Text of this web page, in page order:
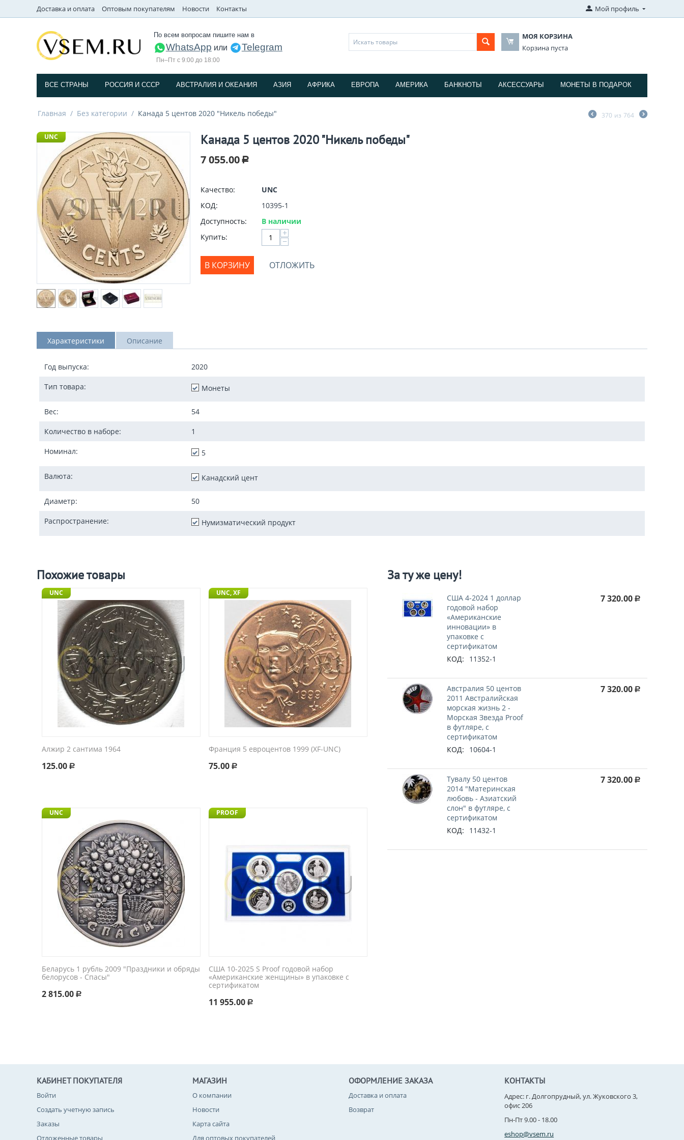
Доставка и оплата Оптовым покупателям Новости Контакты Мой профиль
По всем вопросам пишите нам в
WhatsApp или Telegram
Пн–Пт с 9:00 до 18:00
МОЯ КОРЗИНА
Корзина пуста
ВСЕ СТРАНЫ РОССИЯ И СССP АВСТРАЛИЯ И ОКЕАНИЯ АЗИЯ АФРИКА ЕВРОПА АМЕРИКА БАНКНОТЫ АКСЕССУАРЫ МОНЕТЫ В ПОДАРОК
Главная / Без категории / Канада 5 центов 2020 "Никель победы" 370 из 764
UNC Канада 5 центов 2020 "Никель победы"
7 055.00 Р
Качество:
UNC
КОД:
10395-1
Доступность:
В наличии
Купить:
+
−
В КОРЗИНУ ОТЛОЖИТЬ
Характеристики Описание
Год выпуска: 2020
Тип товара: Монеты
Вес: 54
Количество в наборе: 1
Номинал: 5
Валюта: Канадский цент
Диаметр: 50
Распространение: Нумизматический продукт
Похожие товары
UNC
Алжир 2 сантима 1964
125.00 Р
UNC, XF
Франция 5 евроцентов 1999 (XF-UNC)
75.00 Р
UNC
Беларусь 1 рубль 2009 "Праздники и обряды
белорусов - Спасы"
2 815.00 Р
PROOF
США 10-2025 S Proof годовой набор
«Американские женщины» в упаковке с
сертификатом
11 955.00 Р
За ту же цену!
США 4-2024 1 доллар
годовой набор
«Американские
инновации» в
упаковке с
сертификатом
КОД:
11352-1
7 320.00 Р
Австралия 50 центов
2011 Австралийская
морская жизнь 2 -
Морская Звезда Proof
в футляре, с
сертификатом
КОД:
10604-1
7 320.00 Р
Тувалу 50 центов
2014 "Материнская
любовь - Азиатский
слон" в футляре, с
сертификатом
КОД:
11432-1
7 320.00 Р
КАБИНЕТ ПОКУПАТЕЛЯ
Войти
Создать учетную запись
Заказы
Отложенные товары
МАГАЗИН
О компании
Новости
Карта сайта
Для оптовых покупателей
ОФОРМЛЕНИЕ ЗАКАЗА
Доставка и оплата
Возврат
КОНТАКТЫ
Адрес: г. Долгопрудный, ул. Жуковского 3,
офис 206
Пн-Пт 9.00 - 18.00
eshop@vsem.ru